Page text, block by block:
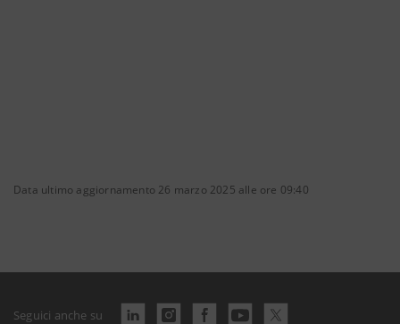
Data ultimo aggiornamento 26 marzo 2025 alle ore 09:40
Seguici anche su